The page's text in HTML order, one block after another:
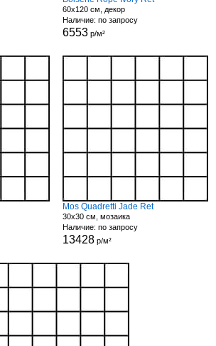
60x120 см, декор
Наличие: по запросу
6553 р/м²
Mos Quadretti Jade Ret
30x30 см, мозаика
Наличие: по запросу
13428 р/м²